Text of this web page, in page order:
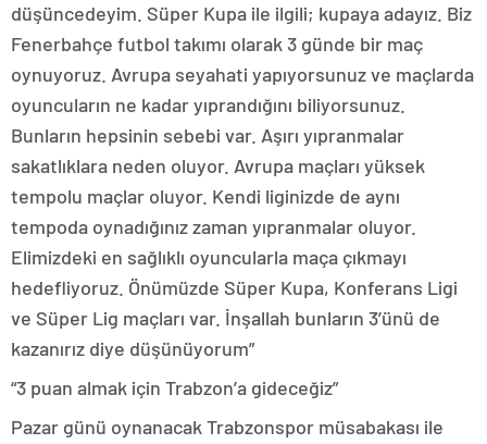
düşüncedeyim. Süper Kupa ile ilgili; kupaya adayız. Biz
Fenerbahçe futbol takımı olarak 3 günde bir maç
oynuyoruz. Avrupa seyahati yapıyorsunuz ve maçlarda
oyuncuların ne kadar yıprandığını biliyorsunuz.
Bunların hepsinin sebebi var. Aşırı yıpranmalar
sakatlıklara neden oluyor. Avrupa maçları yüksek
tempolu maçlar oluyor. Kendi liginizde de aynı
tempoda oynadığınız zaman yıpranmalar oluyor.
Elimizdeki en sağlıklı oyuncularla maça çıkmayı
hedefliyoruz. Önümüzde Süper Kupa, Konferans Ligi
ve Süper Lig maçları var. İnşallah bunların 3’ünü de
kazanırız diye düşünüyorum”
“3 puan almak için Trabzon’a gideceğiz”
Pazar günü oynanacak Trabzonspor müsabakası ile